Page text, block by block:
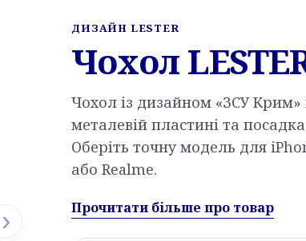
›
ДИЗАЙН LESTER
Чохол
Чохол із дизайном «ЗСУ Крим»
металевій пластині та
Оберіть точну модель для
або Realme.
Прочитати більше про товар